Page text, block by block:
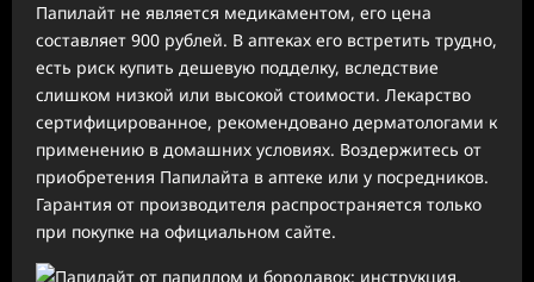
Папилайт не является медикаментом, его цена
составляет 900 рублей. В аптеках его встретить трудно,
есть риск купить дешевую подделку, вследствие
слишком низкой или высокой стоимости. Лекарство
сертифицированное, рекомендовано дерматологами к
применению в домашних условиях. Воздержитесь от
приобретения Папилайта в аптеке или у посредников.
Гарантия от производителя распространяется только
при покупке на официальном сайте.